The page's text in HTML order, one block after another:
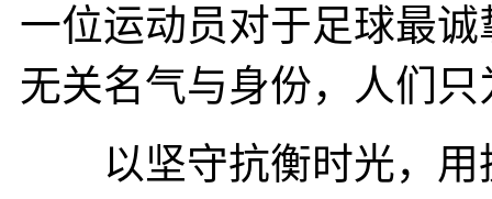
一位运动员对于足球最
无关名气与身份，人们
以坚守抗衡时光，用